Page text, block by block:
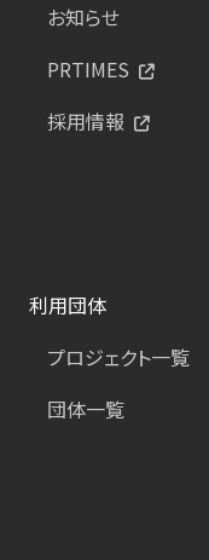
お知らせ
PRTIMES
採用情報
利用団体
プロジェクト一覧
団体一覧